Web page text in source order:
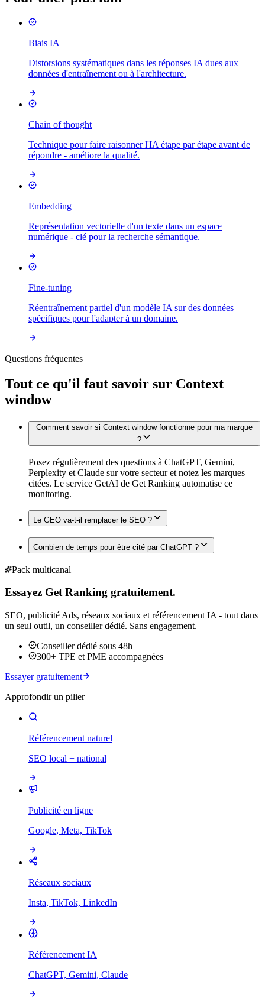
Biais IA
Distorsions systématiques dans les réponses IA dues aux
données d'entraînement ou à l'architecture.
Chain of thought
Technique pour faire raisonner l'IA étape par étape avant de
répondre - améliore la qualité.
Embedding
Représentation vectorielle d'un texte dans un espace
numérique - clé pour la recherche sémantique.
Fine-tuning
Réentraînement partiel d'un modèle IA sur des données
spécifiques pour l'adapter à un domaine.
Questions fréquentes
Tout ce qu'il faut savoir sur Context
window
Comment savoir si Context window fonctionne pour ma marque
?
Posez régulièrement des questions à ChatGPT, Gemini,
Perplexity et Claude sur votre secteur et notez les marques
citées. Le service GetAI de Get Ranking automatise ce
monitoring.
Le GEO va-t-il remplacer le SEO ?
Combien de temps pour être cité par ChatGPT ?
Pack multicanal
Essayez Get Ranking gratuitement.
SEO, publicité Ads, réseaux sociaux et référencement IA - tout dans
un seul outil, un conseiller dédié. Sans engagement.
Conseiller dédié sous 48h
300+ TPE et PME accompagnées
Essayer gratuitement
Approfondir un pilier
Référencement naturel
SEO local + national
Publicité en ligne
Google, Meta, TikTok
Réseaux sociaux
Insta, TikTok, LinkedIn
Référencement IA
ChatGPT, Gemini, Claude